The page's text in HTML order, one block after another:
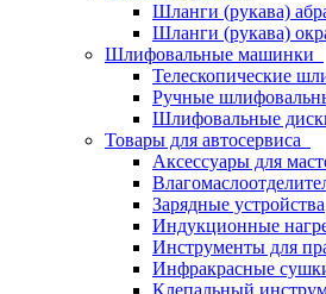
Шланги (рукава)
Шланги (рукава)
Шлифовальные машинки
Телескопические
Ручные
Шлифовальные
Товары для автосервиса
Аксессуары для
Зарядные устройства
Индукционные
Инструменты для
Инфракрасные
Клепальный